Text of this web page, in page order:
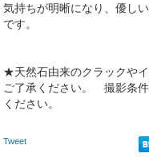
気持ちが明晰になり、優し
です。
★天然石由来のクラックや
ご了承ください。 撮影条
ください。
Tweet